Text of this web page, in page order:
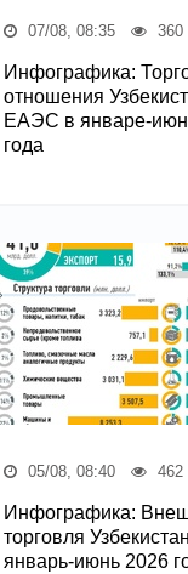
07/08, 08:35 360
Инфографика:
отношения
ЕАЭС в январе-
года
05/08, 08:40 462
Инфографика:
торговля
январь-июнь 2026